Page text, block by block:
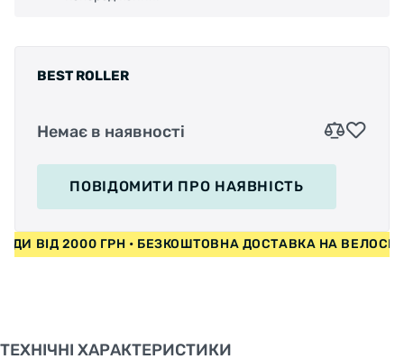
BEST ROLLER
Немає в наявності
ПОВІДОМИТИ ПРО НАЯВНІСТЬ
ВІД 2000 ГРН • БЕЗКОШТОВНА ДОСТАВКА НА
ТЕХНІЧНІ ХАРАКТЕРИСТИКИ